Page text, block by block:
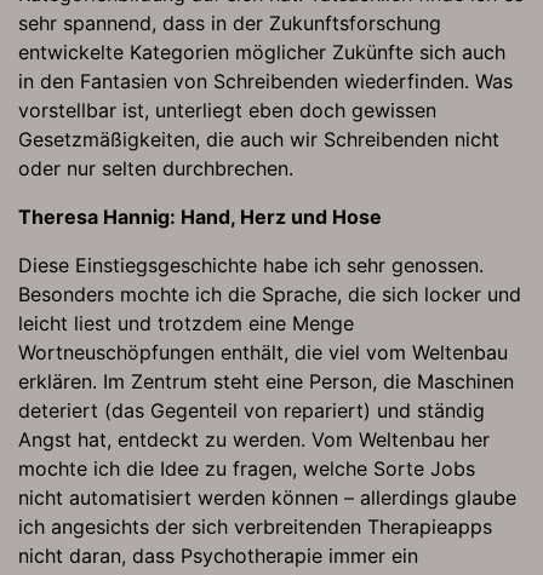
sehr spannend, dass in der Zukunftsforschung
entwickelte Kategorien möglicher Zukünfte sich auch
in den Fantasien von Schreibenden wiederfinden. Was
vorstellbar ist, unterliegt eben doch gewissen
Gesetzmäßigkeiten, die auch wir Schreibenden nicht
oder nur selten durchbrechen.
Theresa Hannig: Hand, Herz und Hose
Diese Einstiegsgeschichte habe ich sehr genossen.
Besonders mochte ich die Sprache, die sich locker und
leicht liest und trotzdem eine Menge
Wortneuschöpfungen enthält, die viel vom Weltenbau
erklären. Im Zentrum steht eine Person, die Maschinen
deteriert (das Gegenteil von repariert) und ständig
Angst hat, entdeckt zu werden. Vom Weltenbau her
mochte ich die Idee zu fragen, welche Sorte Jobs
nicht automatisiert werden können – allerdings glaube
ich angesichts der sich verbreitenden Therapieapps
nicht daran, dass Psychotherapie immer ein